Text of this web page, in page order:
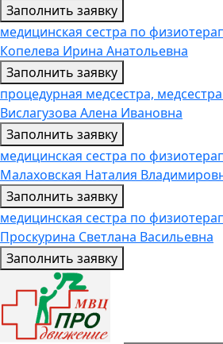
Заполнить заявку
медицинская сестра по
Копелева Ирина Анатольевна
Заполнить заявку
процедурная медсестра,
Вислагузова Алена Ивановна
Заполнить заявку
медицинская сестра по
Малаховская Наталия
Заполнить заявку
медицинская сестра по
Проскурина Светлана Васильевна
Заполнить заявку